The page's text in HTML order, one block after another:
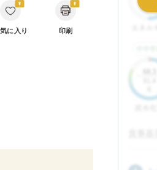
に入り 印刷